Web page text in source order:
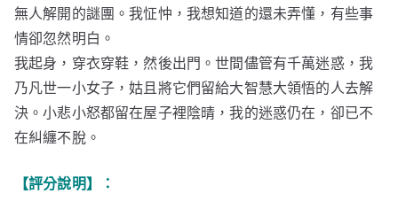
無人解開的謎團。我怔忡，我想知道的還未弄懂，有些事
情卻忽然明白。
我起身，穿衣穿鞋，然後出門。世間儘管有千萬迷惑，我
乃凡世一小女子，姑且將它們留給大智慧大領悟的人去解
決。小悲小怒都留在屋子裡陰晴，我的迷惑仍在，卻已不
在糾纏不脫。
【評分說明】：